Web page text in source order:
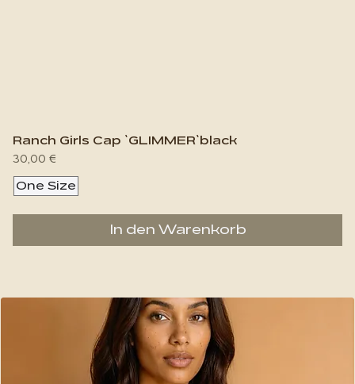
Ranch Girls Cap `GLIMMER`black
Preis
30,00 €
One Size
In den Warenkorb